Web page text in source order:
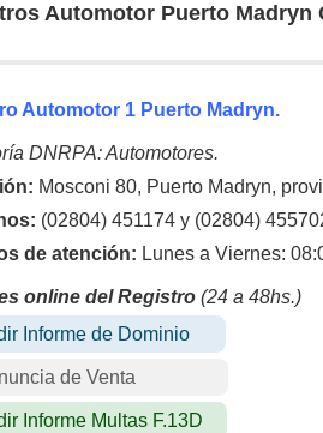
Automotor Puerto Madryn
Automotor 1 Puerto Madryn.
DNRPA: Automotores.
Mosconi 80, Puerto Madryn,
(02804) 451174 y (02804)
de atención: Lunes a Viernes:
online del Registro (24 a 48hs.)
Informe de Dominio
de Venta
Informe Multas F.13D